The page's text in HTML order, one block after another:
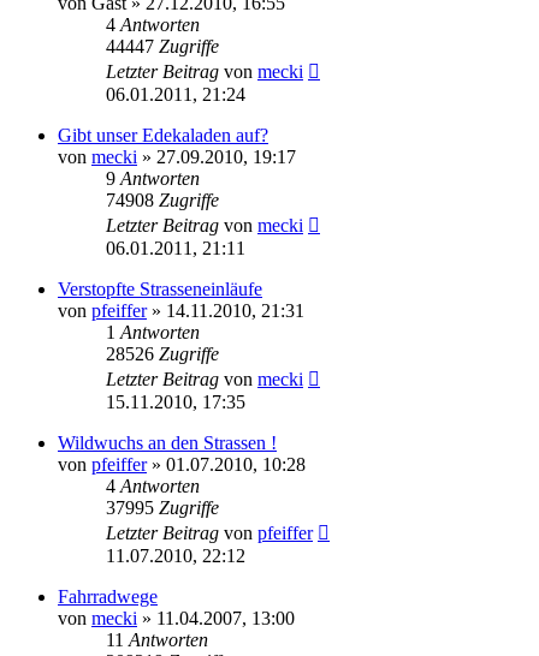
4 Antworten
44447 Zugriffe
Letzter Beitrag von mecki
06.01.2011, 21:24
Gibt unser Edekaladen auf?
von mecki » 27.09.2010, 19:17
9 Antworten
74908 Zugriffe
Letzter Beitrag von mecki
06.01.2011, 21:11
Verstopfte Strasseneinläufe
von pfeiffer» 14.11.2010, 21:31
1 Antworten
28526 Zugriffe
Letzter Beitrag von mecki
15.11.2010, 17:35
Wildwuchs an den Strassen !
von pfeiffer» 01.07.2010, 10:28
4 Antworten
37995 Zugriffe
Letzter Beitrag von pfeiffer
11.07.2010, 22:12
Fahrradwege
von mecki » 11.04.2007, 13:00
11 Antworten